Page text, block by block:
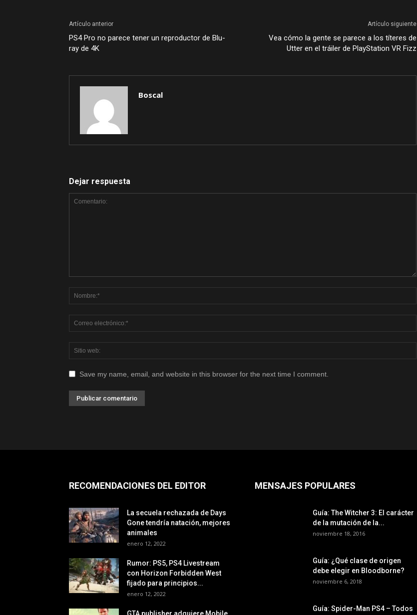
Artículo anterior
PS4 Pro no parece tener un reproductor de Blu-
ray de 4K
Artículo siguiente
Vea cómo la gente se parece a los títeres de
Utter en el tráiler de PlayStation VR Fizz
Boscal
Dejar respuesta
Save my name, email, and website in this browser for the next time I comment.
RECOMENDACIONES DEL EDITOR
La secuela rechazada de Days
Gone tendría natación, mejores
animales
enero 12, 2022
Rumor: PS5, PS4 Livestream
con Horizon Forbidden West
fijado para principios...
enero 12, 2022
MENSAJES POPULARES
Guía: The Witcher 3: El carácter
de la mutación de la...
noviembre 18, 2016
Guía: ¿Qué clase de origen
debe elegir en Bloodborne?
noviembre 6, 2018
Guía: Spider-Man PS4 – Todos